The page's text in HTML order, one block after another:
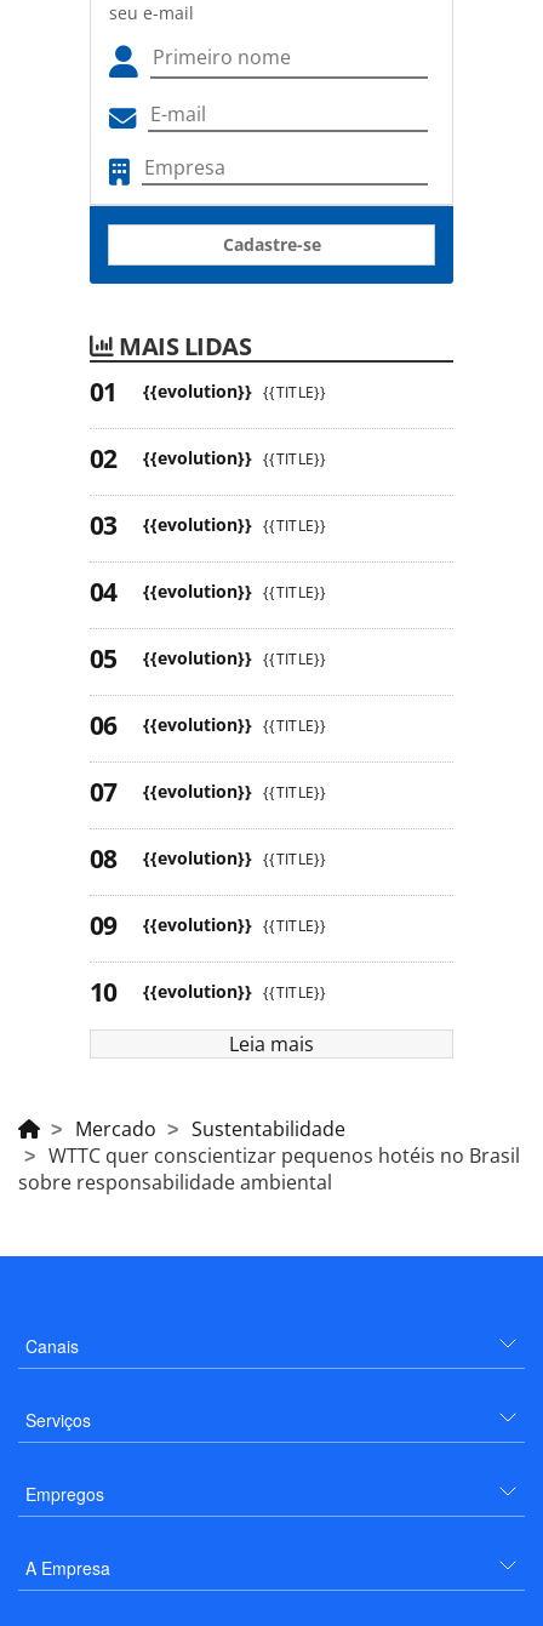
seu e-mail
Cadastre-se
MAIS LIDAS
{{evolution}} {{TITLE}}
{{evolution}} {{TITLE}}
{{evolution}} {{TITLE}}
{{evolution}} {{TITLE}}
{{evolution}} {{TITLE}}
{{evolution}} {{TITLE}}
{{evolution}} {{TITLE}}
{{evolution}} {{TITLE}}
{{evolution}} {{TITLE}}
{{evolution}} {{TITLE}}
Leia mais
Mercado
Sustentabilidade
WTTC quer conscientizar pequenos hotéis no Brasil
sobre responsabilidade ambiental
Canais
Serviços
Empregos
A Empresa